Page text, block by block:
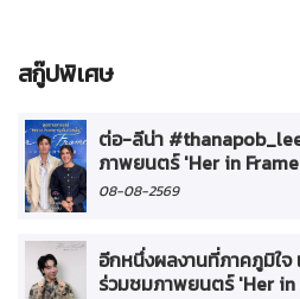
สกู๊ปพิเศษ
ต่อ-ลีน่า
ภาพยนตร์ 'Her in Frame
08-08-2569
อีกหนึ่งผลงานที่ภาคภูมิใ
ร่วมชมภาพยนตร์ 'Her in